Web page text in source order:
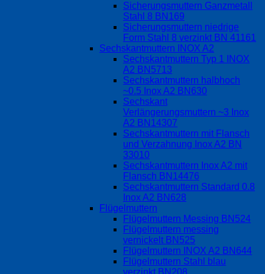
Sicherungsmuttern Ganzmetall
Stahl 8 BN169
Sicherungsmuttern niedrige
Form Stahl 8 verzinkt BN 41161
Sechskantmuttern INOX A2
Sechskantmuttern Typ 1 INOX
A2 BN5713
Sechskantmuttern halbhoch
~0.5 Inox A2 BN630
Sechskant
Verlängerungsmuttern ~3 Inox
A2 BN14307
Sechskantmuttern mit Flansch
und Verzahnung Inox A2 BN
33010
Sechskantmuttern Inox A2 mit
Flansch BN14476
Sechskantmuttern Standard 0.8
Inox A2 BN628
Flügelmuttern
Flügelmuttern Messing BN524
Flügelmuttern messing
vernickelt BN525
Flügelmuttern INOX A2 BN644
Flügelmuttern Stahl blau
verzinkt BN208